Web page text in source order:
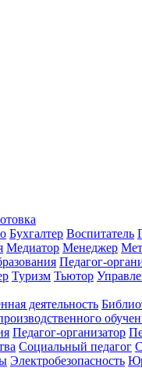
Бухгалтер Воспитатель
Медиатор Менеджер
Педагог-
Туризм Тьютор
деятельность
Педагог-организатор
Социальный педагог
Электробезопасность